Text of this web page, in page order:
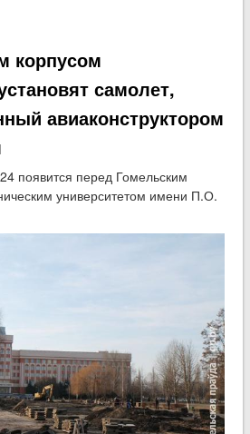
корпусом
самолет,
авиаконструктором
появится перед Гомельским
университетом имени П.О.